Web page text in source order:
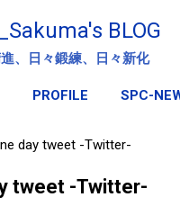
ップしてメイン コンテンツ
BLOG
進、日々鍛練、日々新化
PROFILE SPC-
day tweet -Twitter-
tweet -Twitter-